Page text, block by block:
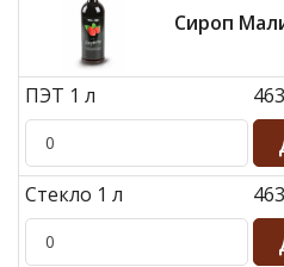
Сироп
ПЭТ 1 л
Стекло 1 л